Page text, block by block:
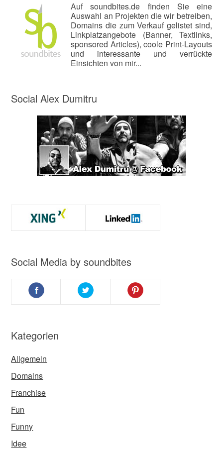
Auf soundbites.de finden Sie eine
Auswahl an Projekten die wir betreiben,
Domains die zum Verkauf gelistet sind,
Linkplatzangebote (Banner, Textlinks,
sponsored Articles), coole Print-Layouts
und interessante und verrückte
Einsichten von mir...
Social Alex Dumitru
Social Media by soundbites
Kategorien
Allgemein
Domains
Franchise
Fun
Funny
Idee